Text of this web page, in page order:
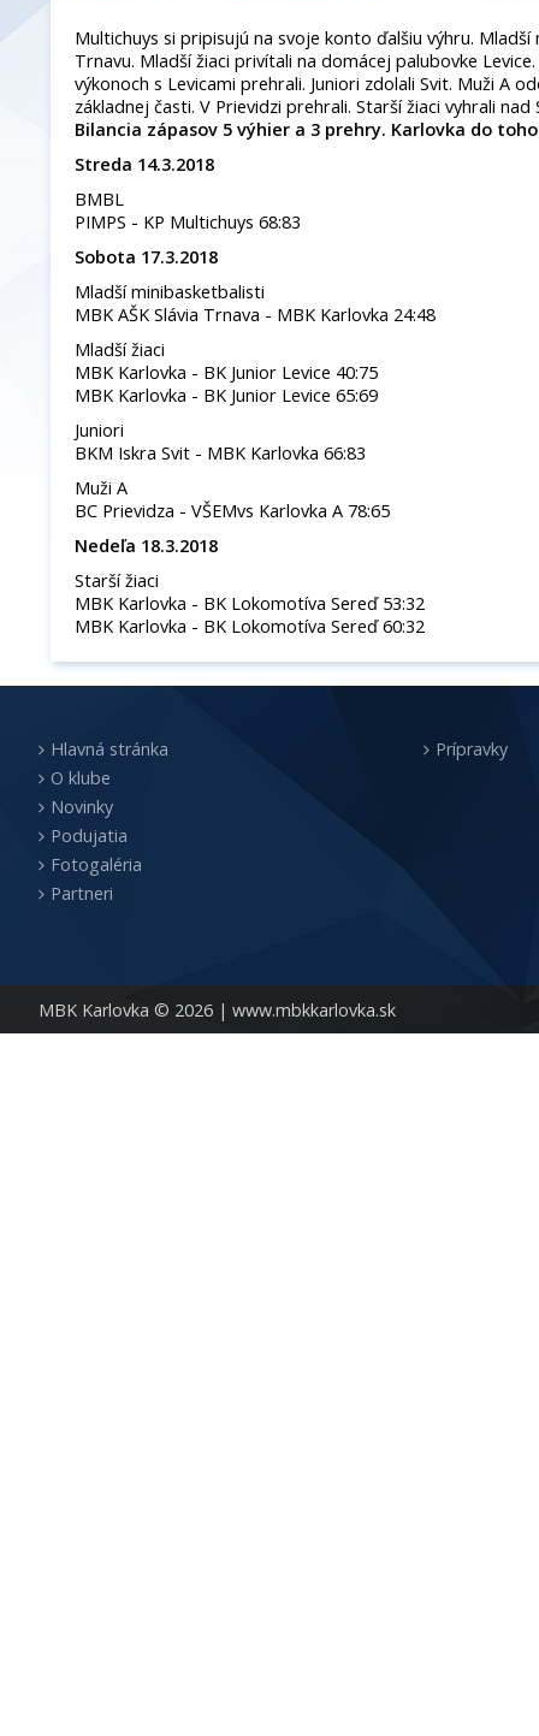
Multichuys si pripisujú na svoje konto ďalšiu výhru.
Trnavu. Mladší žiaci privítali na domácej palubovke
výkonoch s Levicami prehrali. Juniori zdolali Svit. Muži A
základnej časti. V Prievidzi prehrali. Starší žiaci vyhrali nad
Bilancia zápasov 5 výhier a 3 prehry. Karlovka do
Streda 14.3.2018
BMBL
PIMPS - KP Multichuys 68:83
Sobota 17.3.2018
Mladší minibasketbalisti
MBK AŠK Slávia Trnava - MBK Karlovka 24:48
Mladší žiaci
MBK Karlovka - BK Junior Levice 40:75
MBK Karlovka - BK Junior Levice 65:69
Juniori
BKM Iskra Svit - MBK Karlovka 66:83
Muži A
BC Prievidza - VŠEMvs Karlovka A 78:65
Nedeľa 18.3.2018
Starší žiaci
MBK Karlovka - BK Lokomotíva Sereď 53:32
MBK Karlovka - BK Lokomotíva Sereď 60:32
MBK Karlovka © 2026 | www.mbkkarlovka.sk
Hlavná stránka
O klube
Novinky
Podujatia
Fotogaléria
Partneri
Prípravky